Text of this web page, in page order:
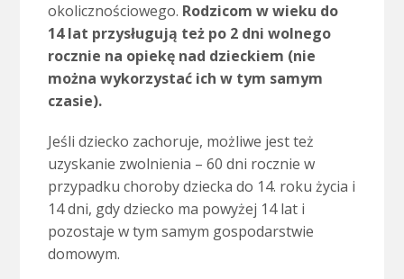
okolicznościowego. Rodzicom w wieku do
14 lat przysługują też po 2 dni wolnego
rocznie na opiekę nad dzieckiem (nie
można wykorzystać ich w tym samym
czasie).
Jeśli dziecko zachoruje, możliwe jest też
uzyskanie zwolnienia – 60 dni rocznie w
przypadku choroby dziecka do 14. roku życia i
14 dni, gdy dziecko ma powyżej 14 lat i
pozostaje w tym samym gospodarstwie
domowym.